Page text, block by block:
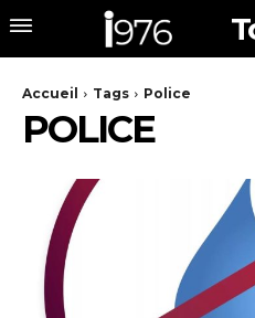
Accueil Tags Police
POLICE